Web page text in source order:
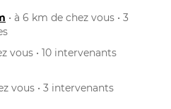
• à 6 km de chez vous • 3
vous • 10 intervenants
vous • 3 intervenants